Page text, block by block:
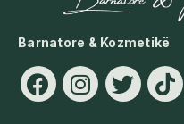
Barnatore & Kozmetikë